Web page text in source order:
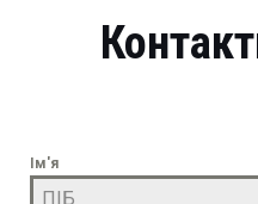
Ім'я